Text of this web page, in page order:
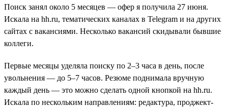
Поиск занял около 5 месяцев — офер я получила 27 июня.
Искала на hh.ru, тематических каналах в Telegram и на других
сайтах с вакансиями. Несколько вакансий скидывали бывшие
коллеги.
Первые месяцы уделяла поиску по 2–3 часа в день, после
увольнения — до 5–7 часов. Резюме поднимала вручную
каждый день — это можно сделать одной кнопкой на hh.ru.
Искала по нескольким направлениям: редактура, проджект-